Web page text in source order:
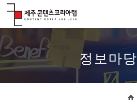
본
문
가
기
����������
정보마당